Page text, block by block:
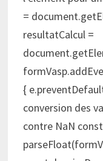
=
resultatCalcul =
{
conversion des
contre NaN